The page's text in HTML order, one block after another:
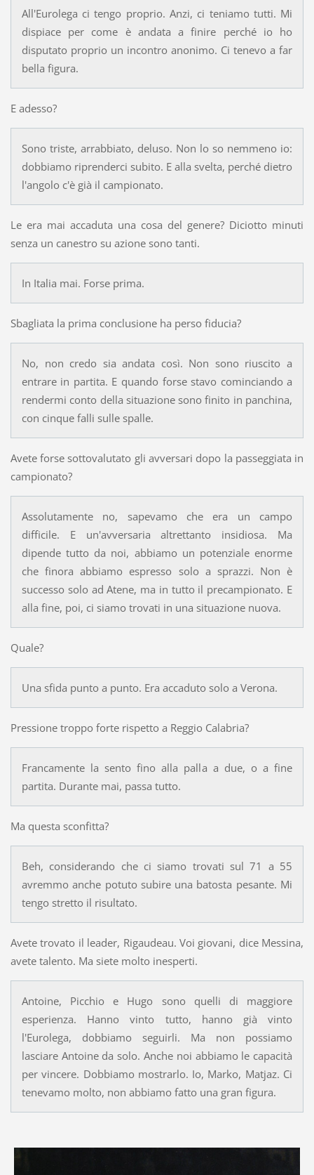
All'Eurolega ci tengo proprio. Anzi, ci teniamo tutti. Mi
dispiace per come è andata a finire perché io ho
disputato proprio un incontro anonimo. Ci tenevo a far
bella figura.
E adesso?
Sono triste, arrabbiato, deluso. Non lo so nemmeno io:
dobbiamo riprenderci subito. E alla svelta, perché dietro
l'angolo c'è già il campionato.
Le era mai accaduta una cosa del genere? Diciotto minuti
senza un canestro su azione sono tanti.
In Italia mai. Forse prima.
Sbagliata la prima conclusione ha perso fiducia?
No, non credo sia andata così. Non sono riuscito a
entrare in partita. E quando forse stavo cominciando a
rendermi conto della situazione sono finito in panchina,
con cinque falli sulle spalle.
Avete forse sottovalutato gli avversari dopo la passeggiata in
campionato?
Assolutamente no, sapevamo che era un campo
difficile. E un'avversaria altrettanto insidiosa. Ma
dipende tutto da noi, abbiamo un potenziale enorme
che finora abbiamo espresso solo a sprazzi. Non è
successo solo ad Atene, ma in tutto il precampionato. E
alla fine, poi, ci siamo trovati in una situazione nuova.
Quale?
Una sfida punto a punto. Era accaduto solo a Verona.
Pressione troppo forte rispetto a Reggio Calabria?
Francamente la sento fino alla palla a due, o a fine
partita. Durante mai, passa tutto.
Ma questa sconfitta?
Beh, considerando che ci siamo trovati sul 71 a 55
avremmo anche potuto subire una batosta pesante. Mi
tengo stretto il risultato.
Avete trovato il leader, Rigaudeau. Voi giovani, dice Messina,
avete talento. Ma siete molto inesperti.
Antoine, Picchio e Hugo sono quelli di maggiore
esperienza. Hanno vinto tutto, hanno già vinto
l'Eurolega, dobbiamo seguirli. Ma non possiamo
lasciare Antoine da solo. Anche noi abbiamo le capacità
per vincere. Dobbiamo mostrarlo. Io, Marko, Matjaz. Ci
tenevamo molto, non abbiamo fatto una gran figura.